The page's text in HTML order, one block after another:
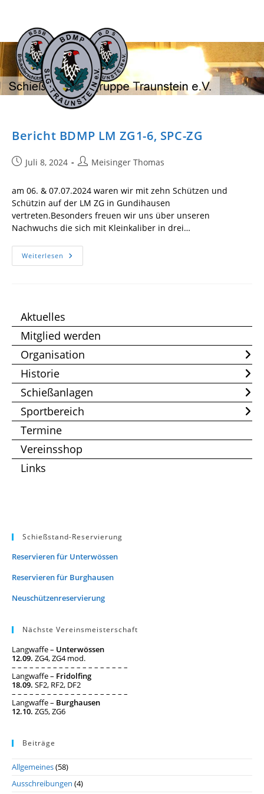
springen
Bericht BDMP LM ZG1-6, SPC-ZG
BeitragJuli 8, 2024
Beitrags-
Meisinger Thomas
am 06. & 07.07.2024 waren wir mit zehn Schützen und
Schützin auf der LM ZG in Gundihausen
vertreten.Besonders freuen wir uns über unseren
Nachwuchs die sich mit Kleinkaliber in drei…
Weiterlesen Bericht
BDMP
Aktuelles
Mitglied werden
Organisation
Historie
Schießanlagen
Sportbereich
Termine
Vereinsshop
Links
Schießstand-Reservierung
Reservieren für Unterwössen
Reservieren für Burghausen
Neuschützenreservierung
Nächste Vereinsmeisterschaft
Langwaffe – Unterwössen
12.09. ZG4, ZG4 mod.
– – – – – – – – – – – – – – – – – – – –
Langwaffe – Fridolfing
18.09. SF2, RF2, DF2
– – – – – – – – – – – – – – – – – – – –
Langwaffe – Burghausen
12.10. ZG5, ZG6
Beiträge
Allgemeines(58)
Ausschreibungen (4)